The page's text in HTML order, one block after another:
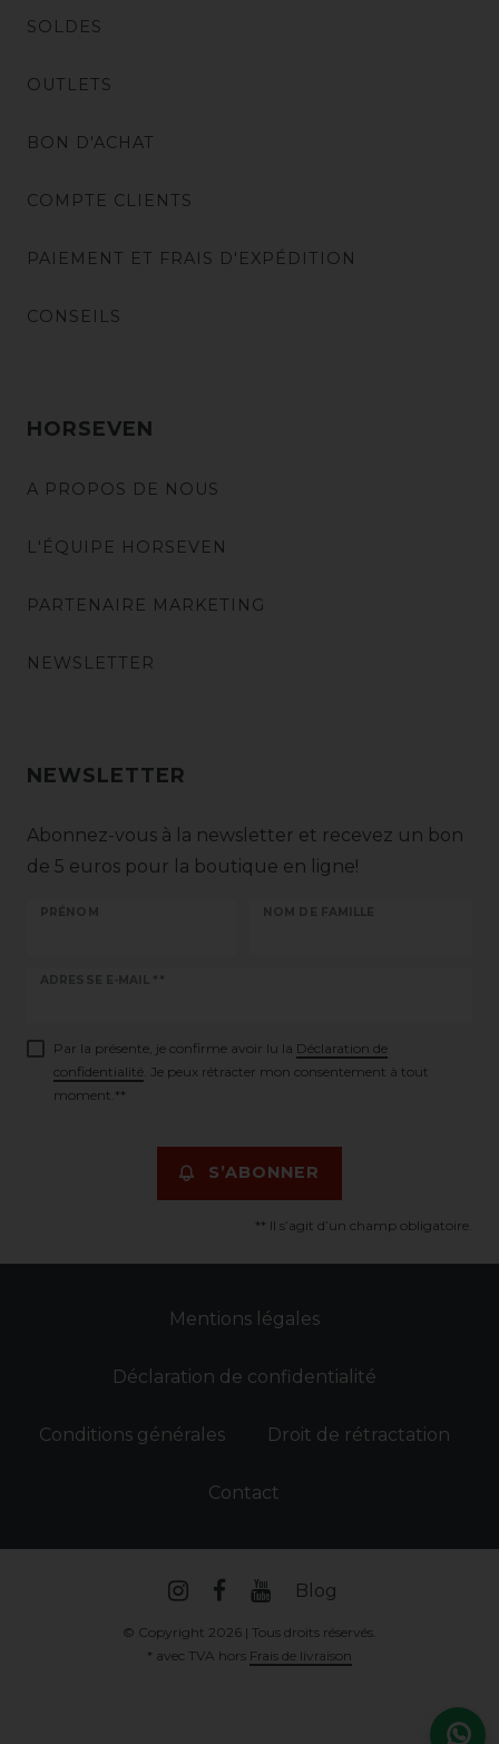
SOLDES
OUTLETS
BON D'ACHAT
COMPTE CLIENTS
PAIEMENT ET FRAIS D'EXPÉDITION
CONSEILS
HORSEVEN
A PROPOS DE NOUS
L'ÉQUIPE HORSEVEN
PARTENAIRE MARKETING
NEWSLETTER
NEWSLETTER
Abonnez-vous à la newsletter et recevez un bon
de 5 euros pour la boutique en ligne!
PRÉNOM NOM DE FAMILLE
ADRESSE E-MAIL **
Ceres::Template.newsletterHoneypotLabel
Par la présente, je confirme avoir lu la Déclaration de
confidentialité . Je peux rétracter mon consentement à tout
moment.**
S’ABONNER
** Il s’agit d’un champ obligatoire.
Mentions légales
Déclaration de confidentialité
Conditions générales Droit de rétractation
Contact
Blog
© Copyright 2026 | Tous droits réservés.
* avec TVA hors Frais de livraison